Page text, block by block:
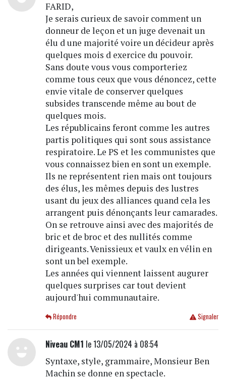
FARID,
Je serais curieux de savoir comment un
donneur de leçon et un juge devenait un
élu d une majorité voire un décideur après
quelques mois d exercice du pouvoir.
Sans doute vous vous comporteriez
comme tous ceux que vous dénoncez, cette
envie vitale de conserver quelques
subsides transcende même au bout de
quelques mois.
Les républicains feront comme les autres
partis politiques qui sont sous assistance
respiratoire. Le PS et les communistes que
vous connaissez bien en sont un exemple.
Ils ne représentent rien mais ont toujours
des élus, les mêmes depuis des lustres
usant du jeux des alliances quand cela les
arrangent puis dénonçants leur camarades.
On se retrouve ainsi avec des majorités de
bric et de broc et des nullités comme
dirigeants. Venissieux et vaulx en vélin en
sont un bel exemple.
Les années qui viennent laissent augurer
quelques surprises car tout devient
aujourd'hui communautaire.
Signaler
Répondre
Niveau CM1 le 13/05/2024 à 08:54
Syntaxe, style, grammaire, Monsieur Ben
Machin se donne en spectacle.